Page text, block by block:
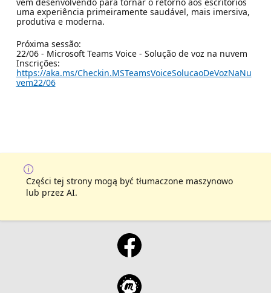
uma experiência primeiramente saudável, mais imersiva,
produtiva e moderna.
Próxima sessão:
22/06 - Microsoft Teams Voice - Solução de voz na nuvem
Inscrições:
https://aka.ms/Checkin.MSTeamsVoiceSolucaoDeVozNaNu
vem22/06
Części tej strony mogą być tłumaczone maszynowo
lub przez AI.